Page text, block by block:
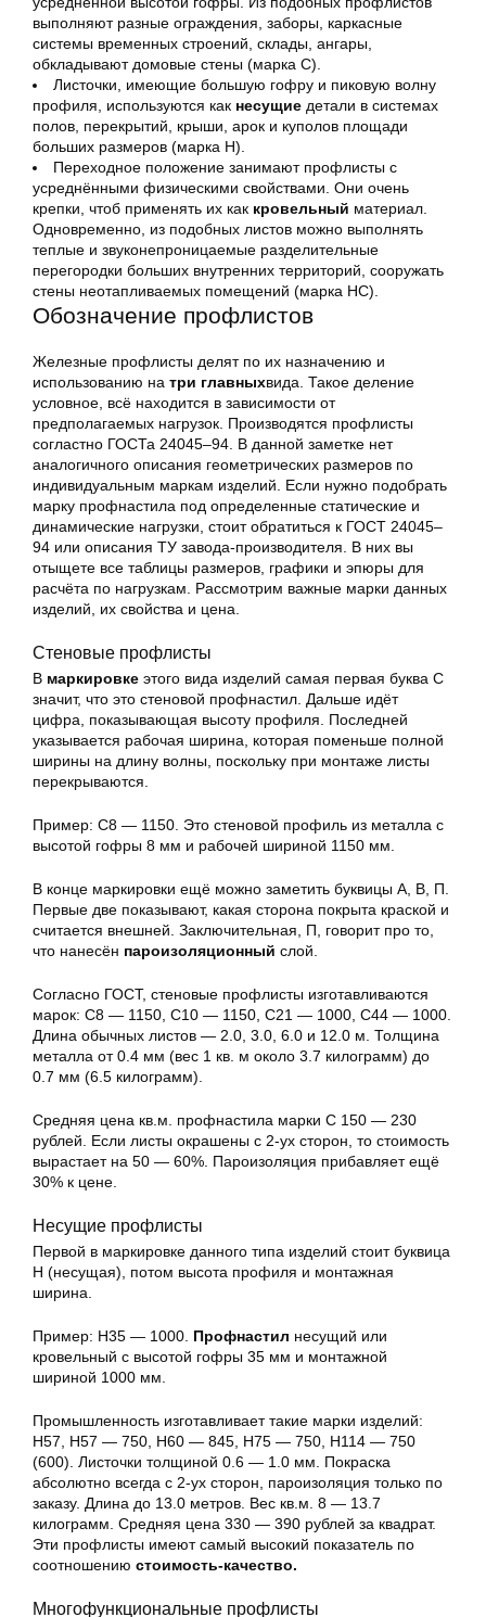
выполняют разные ограждения, заборы, каркасные
системы временных строений, склады, ангары,
обкладывают домовые стены (марка С).
Листочки, имеющие большую гофру и пиковую волну
профиля, используются как несущие детали в системах
полов, перекрытий, крыши, арок и куполов площади
больших размеров (марка Н).
Переходное положение занимают профлисты с
усреднёнными физическими свойствами. Они очень
крепки, чтоб применять их как кровельный материал.
Одновременно, из подобных листов можно выполнять
теплые и звуконепроницаемые разделительные
перегородки больших внутренних территорий, сооружать
стены неотапливаемых помещений (марка НС).
Обозначение профлистов
Железные профлисты делят по их назначению и
использованию на три главныхвида. Такое деление
условное, всё находится в зависимости от
предполагаемых нагрузок. Производятся профлисты
согластно ГОСТа 24045–94. В данной заметке нет
аналогичного описания геометрических размеров по
индивидуальным маркам изделий. Если нужно подобрать
марку профнастила под определенные статические и
динамические нагрузки, стоит обратиться к ГОСТ 24045–
94 или описания ТУ завода-производителя. В них вы
отыщете все таблицы размеров, графики и эпюры для
расчёта по нагрузкам. Рассмотрим важные марки данных
изделий, их свойства и цена.
Стеновые профлисты
В маркировке этого вида изделий самая первая буква С
значит, что это стеновой профнастил. Дальше идёт
цифра, показывающая высоту профиля. Последней
указывается рабочая ширина, которая поменьше полной
ширины на длину волны, поскольку при монтаже листы
перекрываются.
Пример: С8 — 1150. Это стеновой профиль из металла с
высотой гофры 8 мм и рабочей шириной 1150 мм.
В конце маркировки ещё можно заметить буквицы А, В, П.
Первые две показывают, какая сторона покрыта краской и
считается внешней. Заключительная, П, говорит про то,
что нанесён пароизоляционный слой.
Согласно ГОСТ, стеновые профлисты изготавливаются
марок: С8 — 1150, С10 — 1150, С21 — 1000, С44 — 1000.
Длина обычных листов — 2.0, 3.0, 6.0 и 12.0 м. Толщина
металла от 0.4 мм (вес 1 кв. м около 3.7 килограмм) до
0.7 мм (6.5 килограмм).
Средняя цена кв.м. профнастила марки С 150 — 230
рублей. Если листы окрашены с 2-ух сторон, то стоимость
вырастает на 50 — 60%. Пароизоляция прибавляет ещё
30% к цене.
Несущие профлисты
Первой в маркировке данного типа изделий стоит буквица
Н (несущая), потом высота профиля и монтажная
ширина.
Пример: Н35 — 1000. Профнастил несущий или
кровельный с высотой гофры 35 мм и монтажной
шириной 1000 мм.
Промышленность изготавливает такие марки изделий:
Н57, Н57 — 750, Н60 — 845, Н75 — 750, Н114 — 750
(600). Листочки толщиной 0.6 — 1.0 мм. Покраска
абсолютно всегда с 2-ух сторон, пароизоляция только по
заказу. Длина до 13.0 метров. Вес кв.м. 8 — 13.7
килограмм. Средняя цена 330 — 390 рублей за квадрат.
Эти профлисты имеют самый высокий показатель по
соотношению стоимость-качество.
Многофункциональные профлисты